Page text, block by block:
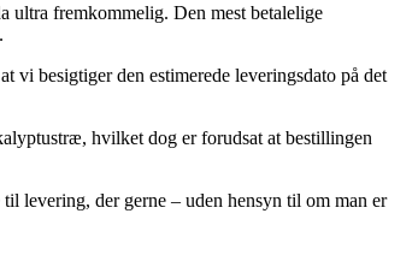
ultra fremkommelig. Den mest betalelige
vi besigtiger den estimerede leveringsdato på det
hvilket dog er forudsat at bestillingen
levering, der gerne – uden hensyn til om man er